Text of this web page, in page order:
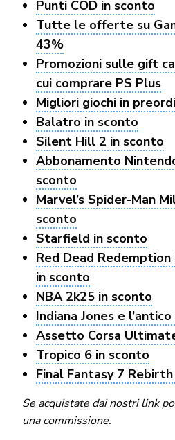
Punti COD in sconto
Tutte le offerte su
43%
Promozioni sulle gift
cui comprare PS Plus
Migliori giochi in
Balatro in sconto
Silent Hill 2 in sconto
Abbonamento
sconto
Marvel’s Spider-Man
sconto
Starfield in sconto
Red Dead
in sconto
NBA 2k25 in sconto
Indiana Jones e
Assetto Corsa
Tropico 6 in sconto
Final Fantasy 7
Se acquistate dai nostri link
una commissione.